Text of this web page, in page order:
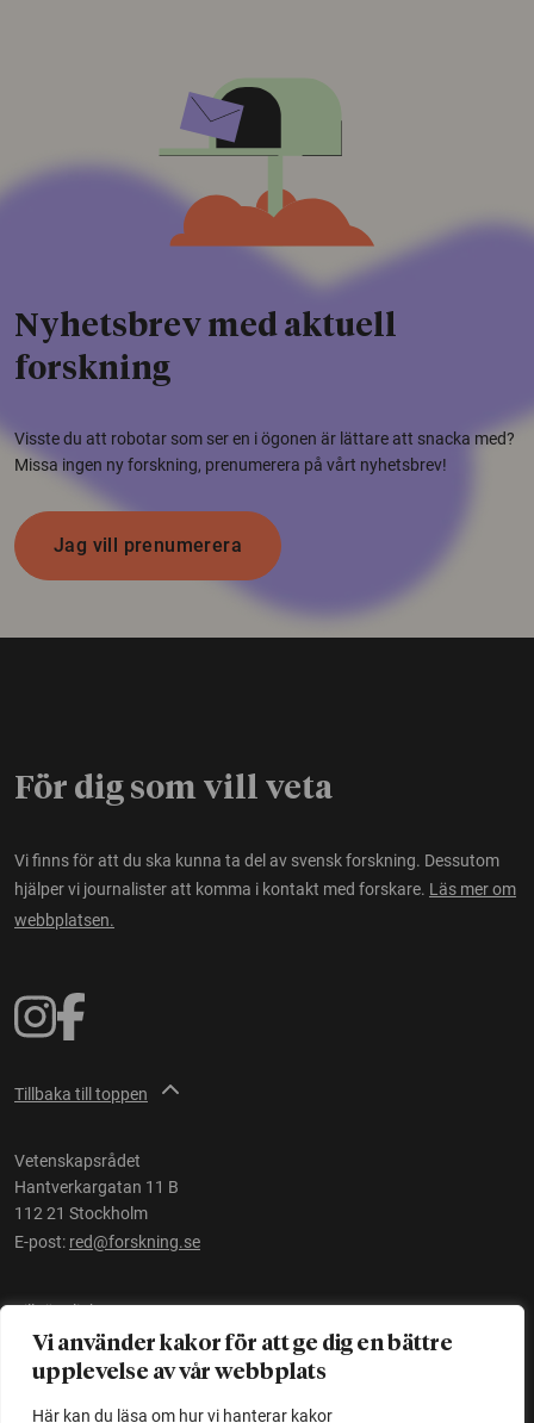
Vi använder kakor för att ge dig en bättre
upplevelse av vår webbplats
Här kan du läsa om hur vi hanterar kakor
Nyhetsbrev med aktuell
forskning
Visste du att robotar som ser en i ögonen är lättare att snacka med?
Missa ingen ny forskning, prenumerera på vårt nyhetsbrev!
Jag vill prenumerera
För dig som vill veta
Vi finns för att du ska kunna ta del av svensk forskning. Dessutom
hjälper vi journalister att komma i kontakt med forskare. Läs mer om
webbplatsen.
Tillbaka till toppen
Vetenskapsrådet
Hantverkargatan 11 B
112 21 Stockholm
E-post: red@forskning.se
Tillgänglighet
Ett initiativ avVetenskapsrådet